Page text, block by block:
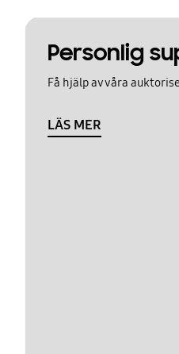
Personlig
Få hjälp av våra
LÄS MER